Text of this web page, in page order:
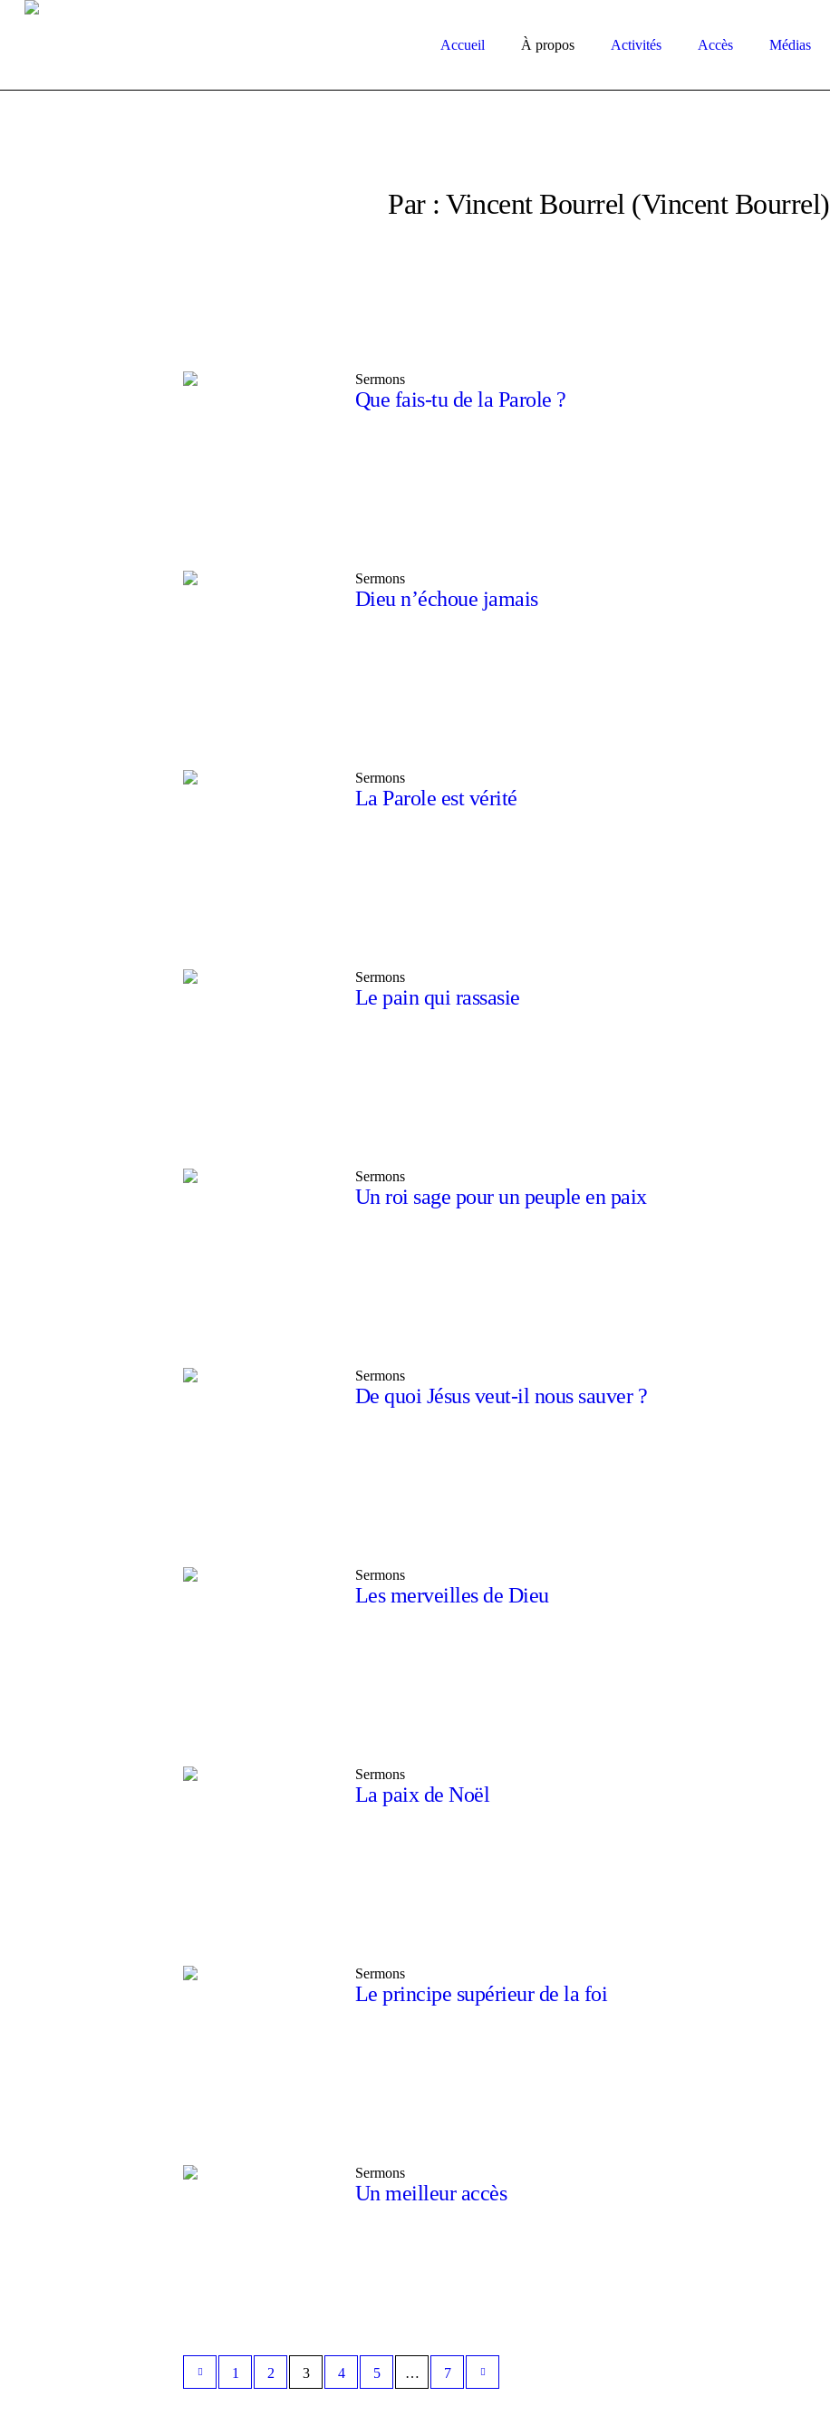
Accueil À propos Activités Accès Médias
Par :Vincent Bourrel (Vincent Bourrel)
Sermons
Que fais-tu de la Parole ?
Sermons
Dieu n’échoue jamais
Sermons
La Parole est vérité
Sermons
Le pain qui rassasie
Sermons
Un roi sage pour un peuple en paix
Sermons
De quoi Jésus veut-il nous sauver ?
Sermons
Les merveilles de Dieu
Sermons
La paix de Noël
Sermons
Le principe supérieur de la foi
Sermons
Un meilleur accès
1 2 3 4 5 … 7